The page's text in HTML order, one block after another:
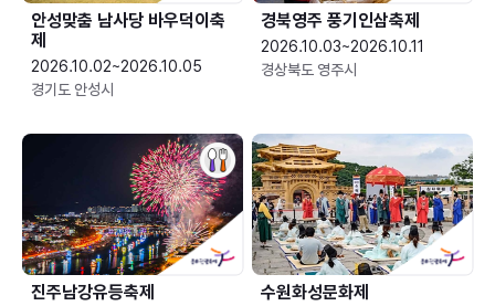
안성맞춤 남사당 바우덕이축
제
2026.10.02~2026.10.05
경기도 안성시
경북영주 풍기인삼축제
2026.10.03~2026.10.11
경상북도 영주시
진주남강유등축제 수원화성문화제